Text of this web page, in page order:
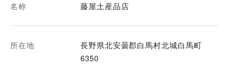
名称 藤屋土産品店
所在地
長野県北安曇郡白馬村北城白馬町
6350